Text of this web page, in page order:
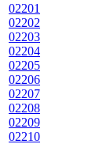
02201
02202
02203
02204
02205
02206
02207
02208
02209
02210